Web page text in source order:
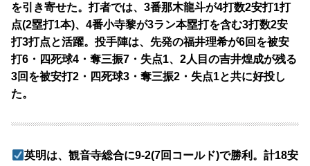
を引き寄せた。打者では、3番那木龍斗が4打数2安打1打
点(2塁打1本)、4番小寺黎が3ラン本塁打を含む3打数2安
打3打点と活躍。投手陣は、先発の福井理希が6回を被安
打6・四死球4・奪三振7・失点1、2人目の吉井煌成が残る
3回を被安打2・四死球3・奪三振2・失点1と共に好投し
た。
英明は、観音寺総合に9-2(7回コールド)で勝利。計18安